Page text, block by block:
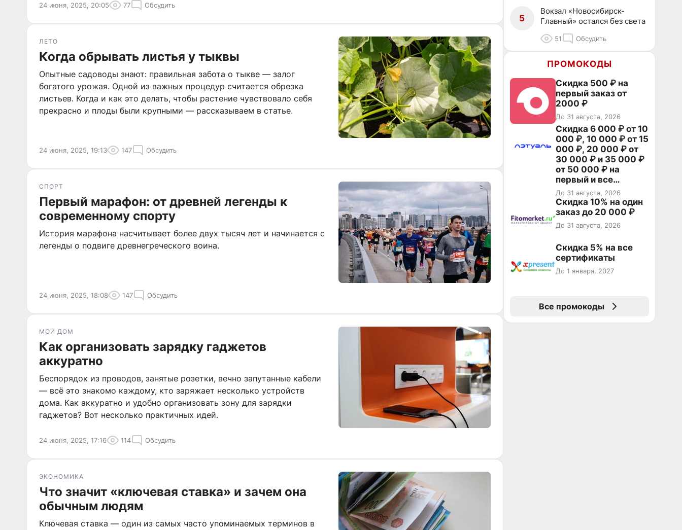
24 июня, 2025, 20:05 77 Обсудить
ЛЕТО
Когда обрывать листья у тыквы
Опытные садоводы знают: правильная забота о тыкве — залог
богатого урожая. Одной из важных процедур считается обрезка
листьев. Когда и как это делать, чтобы растение чувствовало себя
прекрасно и плоды были крупными — рассказываем в статье.
24 июня, 2025, 19:13 147 Обсудить
СПОРТ
Первый марафон: от древней легенды к
современному спорту
История марафона насчитывает более двух тысяч лет и начинается с
легенды о подвиге древнегреческого воина.
24 июня, 2025, 18:08 147 Обсудить
МОЙ ДОМ
Как организовать зарядку гаджетов
аккуратно
Беспорядок из проводов, занятые розетки, вечно запутанные кабели
— всё это знакомо каждому, кто заряжает несколько устройств
дома. Как аккуратно и удобно организовать зону для зарядки
гаджетов? Вот несколько практичных идей.
24 июня, 2025, 17:16 114 Обсудить
ЭКОНОМИКА
Что значит «ключевая ставка» и зачем она
обычным людям
Ключевая ставка — один из самых часто упоминаемых терминов в
5
Вокзал «Новосибирск-
Главный» остался без света
51 Обсудить
ПРОМОКОДЫ
Скидка 500 ₽ на
первый заказ от
2000 ₽
До 31 августа, 2026
Скидка 6 000 ₽ от 10
000 ₽, 10 000 ₽ от 15
000 ₽, 20 000 ₽ от
30 000 ₽ и 35 000 ₽
от 50 000 ₽ на
первый и все
повторные заказы по
промокоду НАБЕРИ
До 31 августа, 2026
Скидка 10% на один
заказ до 20 000 ₽
До 31 августа, 2026
Скидка 5% на все
сертификаты
До 1 января, 2027
Все промокоды